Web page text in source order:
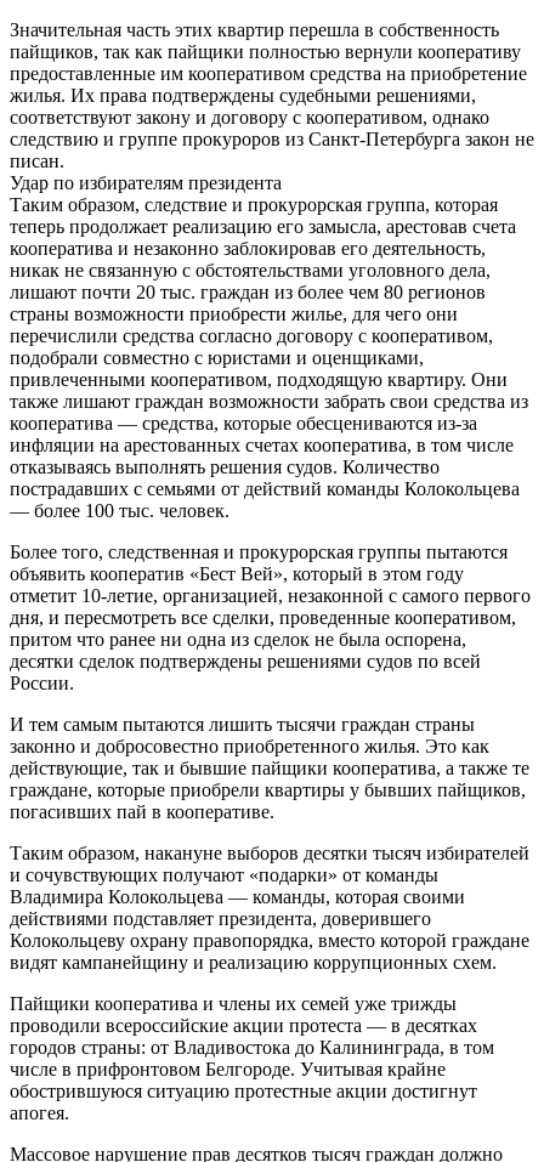
Значительная часть этих квартир перешла в собственность
пайщиков, так как пайщики полностью вернули кооперативу
предоставленные им кооперативом средства на приобретение
жилья. Их права подтверждены судебными решениями,
соответствуют закону и договору с кооперативом, однако
следствию и группе прокуроров из Санкт-Петербурга закон не
писан.
Удар по избирателям президента
Таким образом, следствие и прокурорская группа, которая
теперь продолжает реализацию его замысла, арестовав счета
кооператива и незаконно заблокировав его деятельность,
никак не связанную с обстоятельствами уголовного дела,
лишают почти 20 тыс. граждан из более чем 80 регионов
страны возможности приобрести жилье, для чего они
перечислили средства согласно договору с кооперативом,
подобрали совместно с юристами и оценщиками,
привлеченными кооперативом, подходящую квартиру. Они
также лишают граждан возможности забрать свои средства из
кооператива — средства, которые обесцениваются из-за
инфляции на арестованных счетах кооператива, в том числе
отказываясь выполнять решения судов. Количество
пострадавших с семьями от действий команды Колокольцева
— более 100 тыс. человек.
Более того, следственная и прокурорская группы пытаются
объявить кооператив «Бест Вей», который в этом году
отметит 10-летие, организацией, незаконной с самого первого
дня, и пересмотреть все сделки, проведенные кооперативом,
притом что ранее ни одна из сделок не была оспорена,
десятки сделок подтверждены решениями судов по всей
России.
И тем самым пытаются лишить тысячи граждан страны
законно и добросовестно приобретенного жилья. Это как
действующие, так и бывшие пайщики кооператива, а также те
граждане, которые приобрели квартиры у бывших пайщиков,
погасивших пай в кооперативе.
Таким образом, накануне выборов десятки тысяч избирателей
и сочувствующих получают «подарки» от команды
Владимира Колокольцева — команды, которая своими
действиями подставляет президента, доверившего
Колокольцеву охрану правопорядка, вместо которой граждане
видят кампанейщину и реализацию коррупционных схем.
Пайщики кооператива и члены их семей уже трижды
проводили всероссийские акции протеста — в десятках
городов страны: от Владивостока до Калининграда, в том
числе в прифронтовом Белгороде. Учитывая крайне
обострившуюся ситуацию протестные акции достигнут
апогея.
Массовое нарушение прав десятков тысяч граждан должно